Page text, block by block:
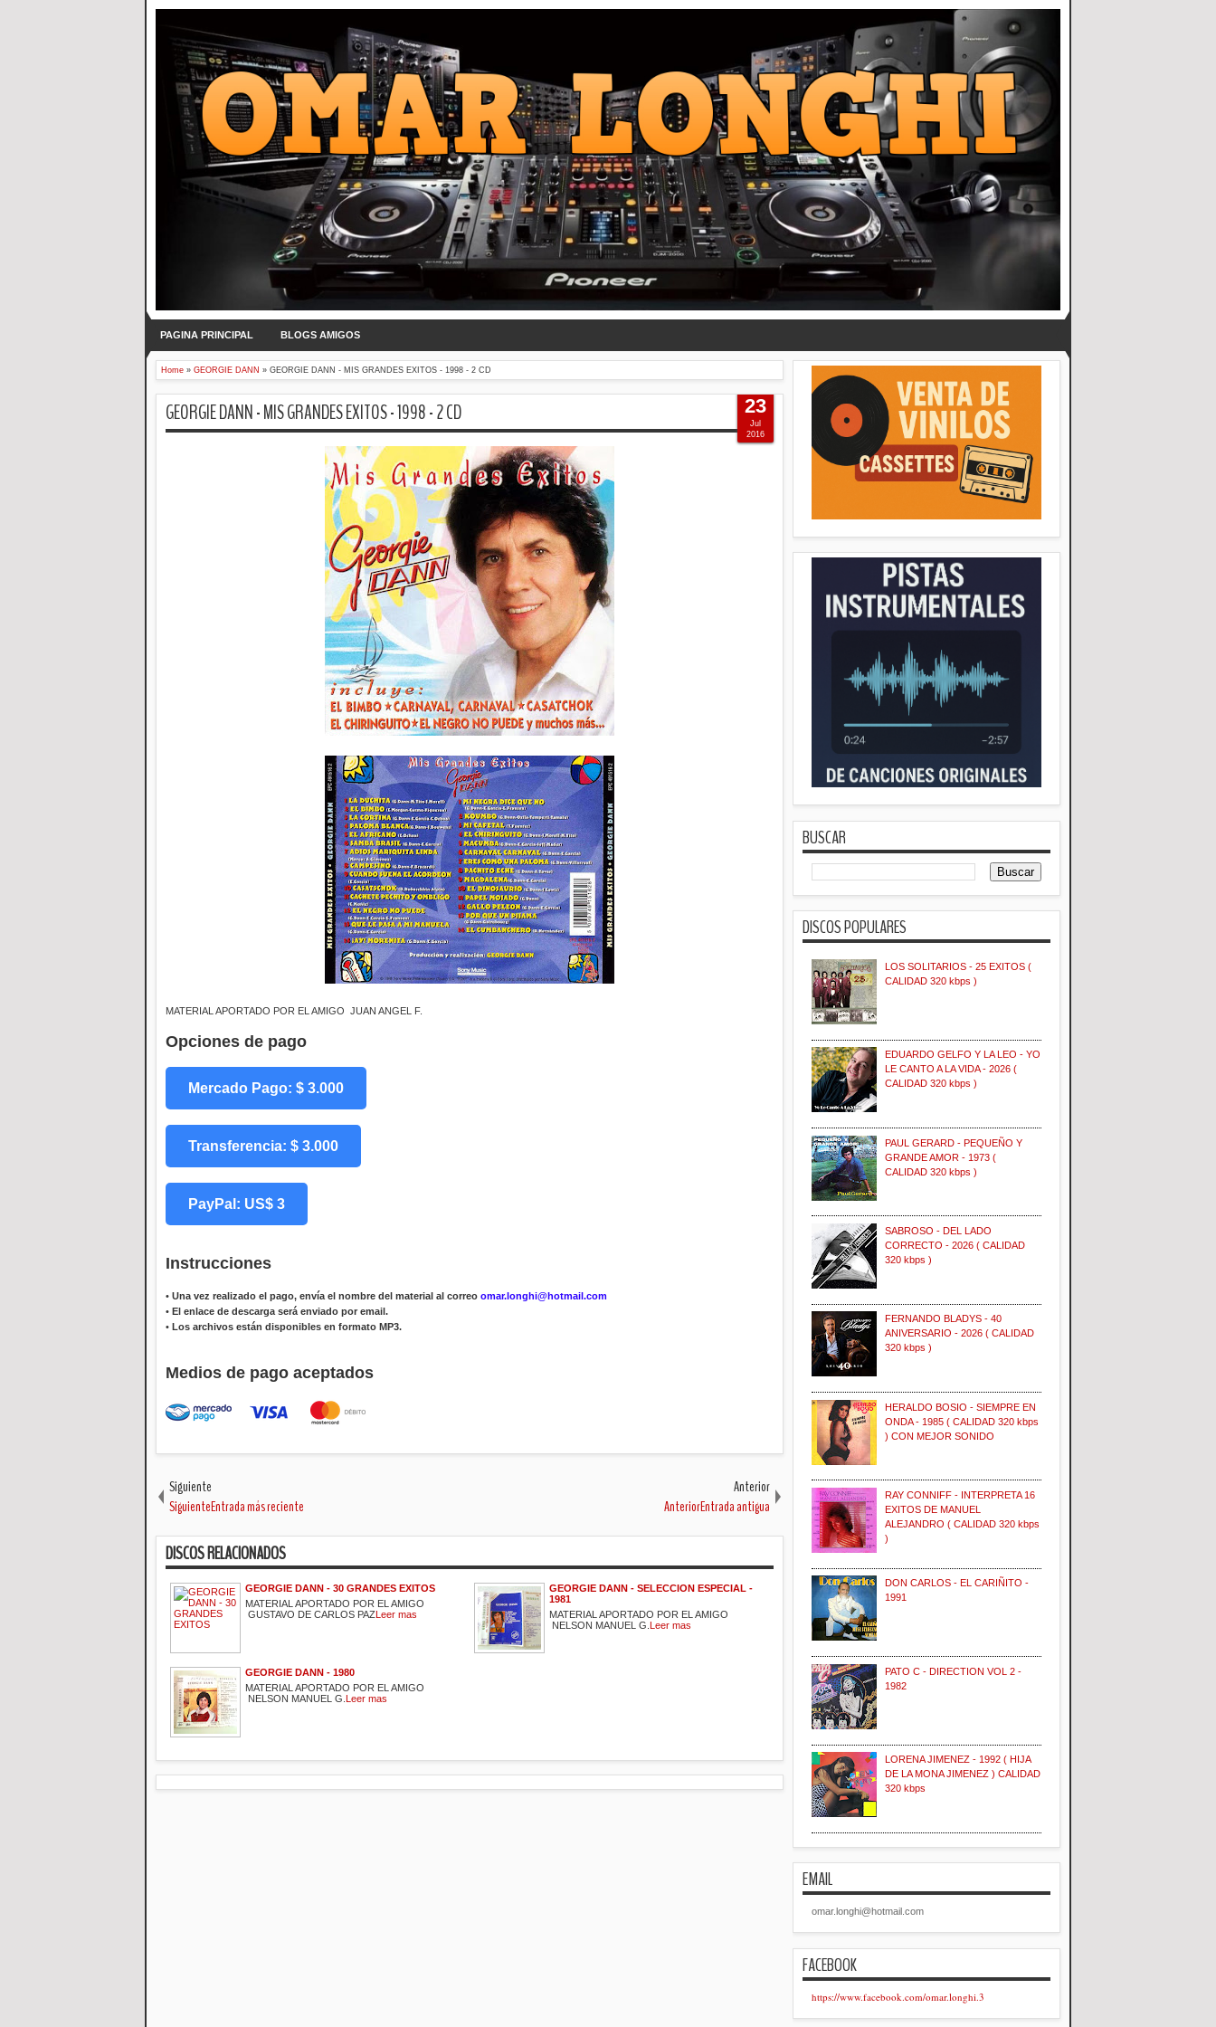
PAGINA PRINCIPAL BLOGS AMIGOS
Home » GEORGIE DANN » GEORGIE DANN - MIS GRANDES EXITOS - 1998 - 2 CD
GEORGIE DANN - MIS GRANDES EXITOS - 1998 - 2 CD
MATERIAL APORTADO POR EL AMIGO JUAN ANGEL F.
Opciones de pago
Mercado Pago: $ 3.000
Transferencia: $ 3.000
PayPal: US$ 3
Instrucciones
• Una vez realizado el pago, envía el nombre del material al correo omar.longhi@hotmail.com
• El enlace de descarga será enviado por email.
• Los archivos están disponibles en formato MP3.
Medios de pago aceptados
23
Jul
2016
Siguiente
SiguienteEntrada más reciente
Anterior
AnteriorEntrada antigua
DISCOS RELACIONADOS
GEORGIE DANN - 30 GRANDES EXITOS
MATERIAL APORTADO POR EL AMIGO
GUSTAVO DE CARLOS PAZLeer mas
GEORGIE DANN - SELECCION ESPECIAL -
1981
MATERIAL APORTADO POR EL AMIGO
NELSON MANUEL G. Leer mas
GEORGIE DANN - 1980
MATERIAL APORTADO POR EL AMIGO
NELSON MANUEL G. Leer mas
BUSCAR
DISCOS POPULARES
LOS SOLITARIOS - 25 EXITOS (
CALIDAD 320 kbps )
EDUARDO GELFO Y LA LEO - YO
LE CANTO A LA VIDA - 2026 (
CALIDAD 320 kbps )
PAUL GERARD - PEQUEÑO Y
GRANDE AMOR - 1973 (
CALIDAD 320 kbps )
SABROSO - DEL LADO
CORRECTO - 2026 ( CALIDAD
320 kbps )
FERNANDO BLADYS - 40
ANIVERSARIO - 2026 ( CALIDAD
320 kbps )
HERALDO BOSIO - SIEMPRE EN
ONDA - 1985 ( CALIDAD 320 kbps
) CON MEJOR SONIDO
RAY CONNIFF - INTERPRETA 16
EXITOS DE MANUEL
ALEJANDRO ( CALIDAD 320 kbps
)
DON CARLOS - EL CARIÑITO -
1991
PATO C - DIRECTION VOL 2 -
1982
LORENA JIMENEZ - 1992 ( HIJA
DE LA MONA JIMENEZ ) CALIDAD
320 kbps
EMAIL
omar.longhi@hotmail.com
FACEBOOK
https://www.facebook.com/omar.longhi.3